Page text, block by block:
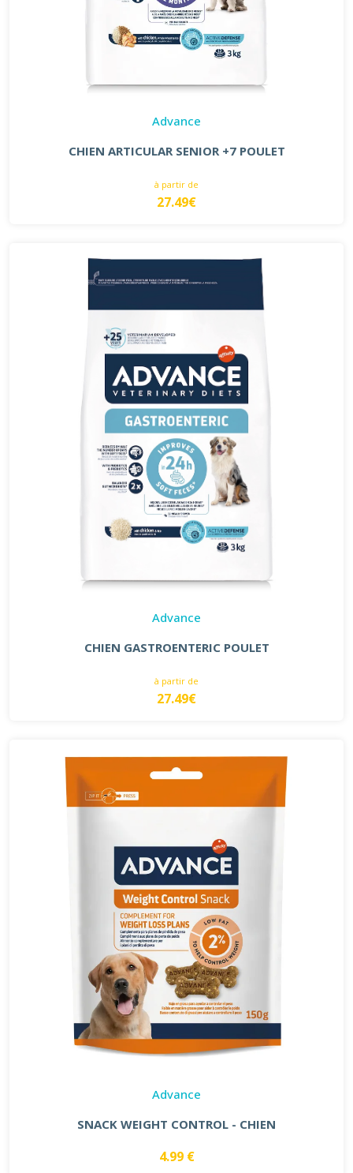
Advance
CHIEN ARTICULAR SENIOR +7 POULET
à partir de
27.49€
Advance
CHIEN GASTROENTERIC POULET
à partir de
27.49€
Advance
SNACK WEIGHT CONTROL - CHIEN
4.99 €